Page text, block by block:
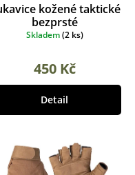
kožené taktické
bezprsté
Skladem(2 ks)
450 Kč
Detail